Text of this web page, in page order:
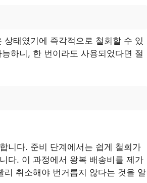
태였기에 즉각적으로 철회할 수 있
하니, 한 번이라도 사용되었다면 절
니다. 준비 단계에서는 쉽게 철회가
다. 이 과정에서 왕복 배송비를 제가
취소해야 번거롭지 않다는 것을 알